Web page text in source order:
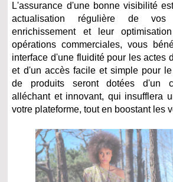
L'assurance d'une bonne visibilité
actualisation régulière de vos
enrichissement et leur
opérations commerciales, vous
interface d'une fluidité pour les actes
et d'un accès facile et simple pour
de produits seront dotées d'un
alléchant et innovant, qui insufflera
votre plateforme, tout en boostant les